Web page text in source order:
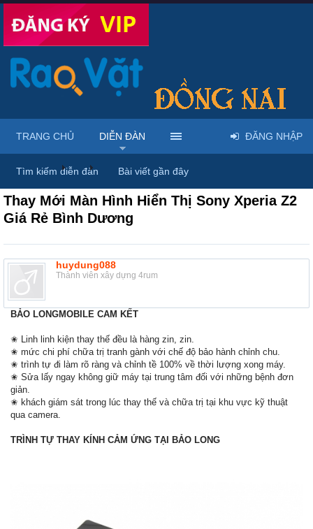
Diễn đàn ... Linh kiện & dịch vụ điện thoại
Thay Mới Màn Hình Hiển Thị Sony Xperia Z2
Giá Rẻ Bình Dương
huydung088
Thành viên xây dựng 4rum
BẢO LONGMOBILE CAM KẾT
✬ Linh linh kiện thay thế đều là hàng zin, zin.
✬ mức chi phí chữa trị tranh gành với chế độ bảo hành chỉnh chu.
✬ trình tự đi làm rõ ràng và chỉnh tề 100% về thời lượng xong máy.
✬ Sửa lấy ngay không giữ máy tại trung tâm đối với những bệnh đơn
giản.
✬ khách giám sát trong lúc thay thế và chữa trị tại khu vực kỹ thuật
qua camera.
TRÌNH TỰ THAY KÍNH CẢM ỨNG TẠI BẢO LONG
TRANG CHỦ DIỄN ĐÀN
Tìm kiếm diễn đàn Bài viết gần đây
ĐĂNG NHẬP